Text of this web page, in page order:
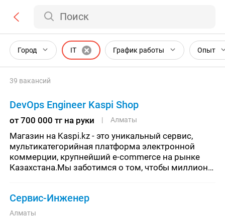
Поиск
Город IT График работы Опыт
39 вакансий
DevOps Engineer Kaspi Shop
от 700 000 тг на руки Алматы
Магазин на Kaspi.kz - это уникальный сервис,
мультикатегорийная платформа электронной
коммерции, крупнейший e-commerce на рынке
Казахстана.Мы заботимся о том, чтобы миллионы
Сервис-Инженер
Алматы